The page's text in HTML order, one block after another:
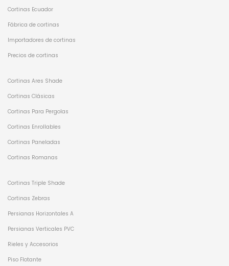
Cortinas Ecuador
Fábrica de cortinas
Importadores de cortinas
Precios de cortinas
Cortinas Ares Shade
Cortinas Clásicas
Cortinas Para Pergolas
Cortinas Enrollables
Cortinas Paneladas
Cortinas Romanas
Cortinas Triple Shade
Cortinas Zebras
Persianas Horizontales A
Persianas Verticales PVC
Rieles y Accesorios
Piso Flotante